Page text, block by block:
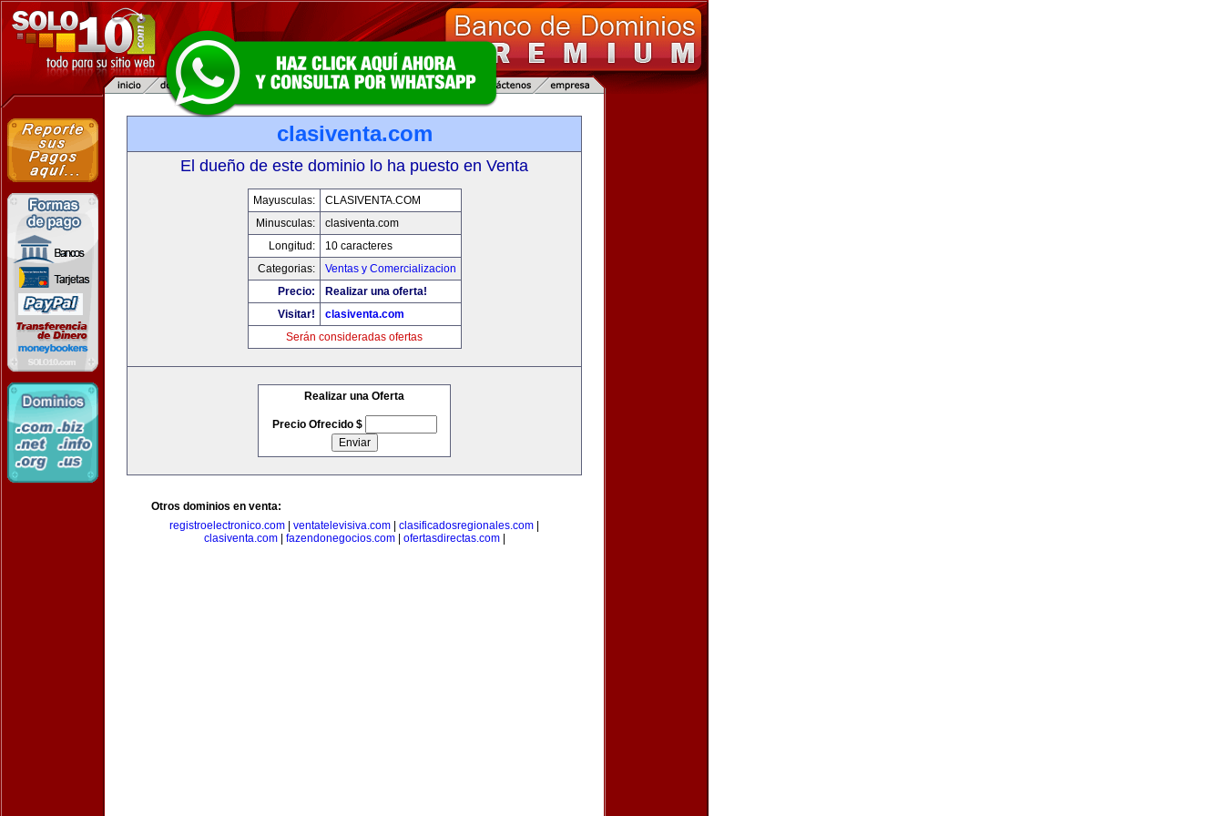
clasiventa.com
El dueño de este dominio lo ha puesto en Venta
Mayusculas:
CLASIVENTA.COM
Minusculas:
clasiventa.com
Longitud:
10 caracteres
Categorias:
Ventas y Comercializacion
Precio:
Realizar una oferta!
Visitar!
clasiventa.com
Serán consideradas ofertas
Realizar una Oferta
Precio Ofrecido $
Otros dominios en venta:
registroelectronico.com
ventatelevisiva.com clasificadosregionales.com
clasiventa.com| fazendonegocios.com| ofertasdirectas.com|